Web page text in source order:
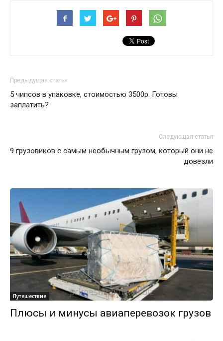
Предыдущая статья
5 чипсов в упаковке, стоимостью 3500р. Готовы
заплатить?
Следующая статья
9 грузовиков с самым необычным грузом, который они не
довезли
Путешествие
Плюсы и минусы авиаперевозок грузов